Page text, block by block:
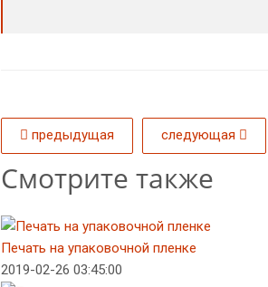
предыдущая следующая
Смотрите также
Печать на упаковочной пленке
2019-02-26 03:45:00